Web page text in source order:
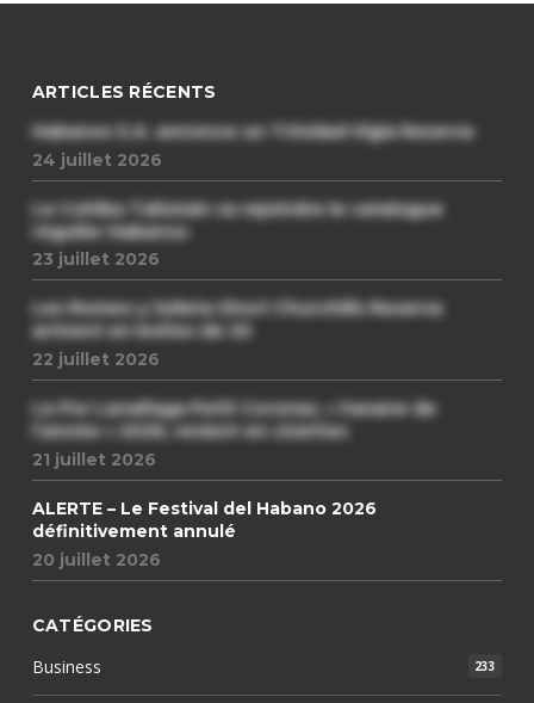
ARTICLES RÉCENTS
Habanos S.A. annonce un Trinidad Vigia Reserva
24 juillet 2026
Le Cohiba Talismán va rejoindre le catalogue
régulier Habanos
23 juillet 2026
Les Romeo y Julieta Short Churchills Reserva
arrivent en boîtes de 20
22 juillet 2026
Le Por Larrañaga Petit Coronas, « havane de
l’année » 2026, revient en civettes
21 juillet 2026
ALERTE – Le Festival del Habano 2026
définitivement annulé
20 juillet 2026
CATÉGORIES
Business 233